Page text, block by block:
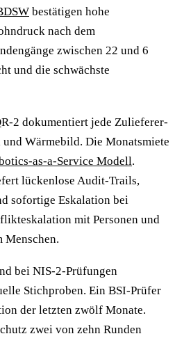
bestätigen hohe
nach dem
zwischen 22 und 6
und die schwächste
2 dokumentiert jede Zulieferer-
Wärmebild. Die Monatsmiete
as-a-Service Modell.
lückenlose Audit-Trails,
sofortige Eskalation bei
mit Personen und
Menschen.
bei NIS-2-Prüfungen
Stichproben. Ein BSI-Prüfer
der letzten zwölf Monate.
zwei von zehn Runden